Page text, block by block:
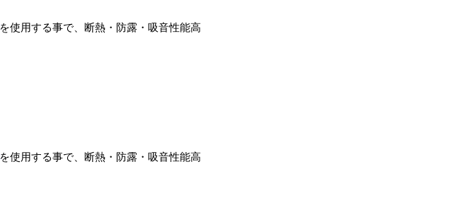
を使用する事で、断熱・防露・吸音性能高
を使用する事で、断熱・防露・吸音性能高